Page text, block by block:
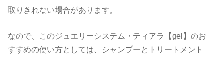
取りきれない場合があります。
なので、このジュエリーシステム・ティアラ【gel】のお
すすめの使い方としては、シャンプーとトリートメント